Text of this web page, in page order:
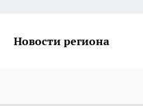
Новости региона